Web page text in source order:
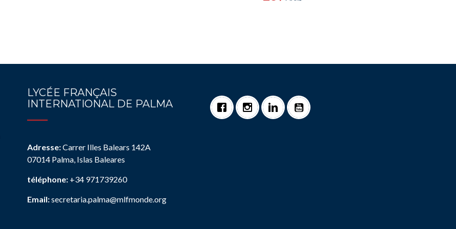
LYCÉE FRANÇAIS
INTERNATIONAL DE PALMA
Adresse:Carrer Illes Balears 142A
07014 Palma, Islas Baleares
téléphone: +34 971739260
Email:secretaria.palma@mlfmonde.org